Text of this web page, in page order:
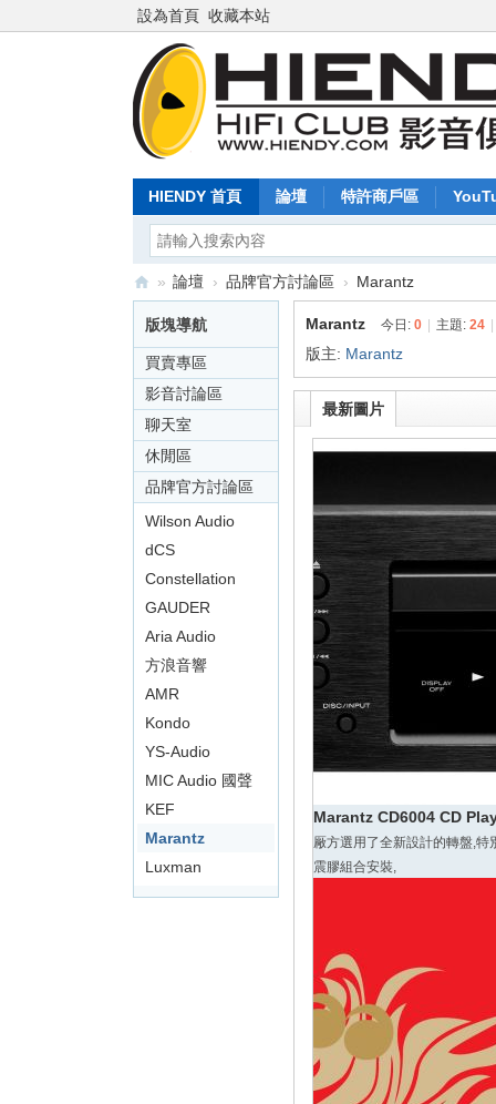
設為首頁 收藏本站
HIENDY 首頁 論壇 特許商戶區
Hi
en
dy
.c
o
m
影
俱
樂
部
» 論壇 › 品牌官方討論區 › Marantz
版塊導航
買賣專區
影音討論區
聊天室
休閒區
品牌官方討論區
Wilson Audio
dCS
Constellation
GAUDER
AKUSTIK
Aria Audio
方浪音響
AMR
Kondo
YS-Audio
MIC Audio 國聲
KEF
Marantz
Luxman
Marantz 今日: 0 主題: 24
版主: Marantz
最新圖片
Marantz CD6004 CD
厰方選用了全新設計的轉盤,
震膠組合安裝,